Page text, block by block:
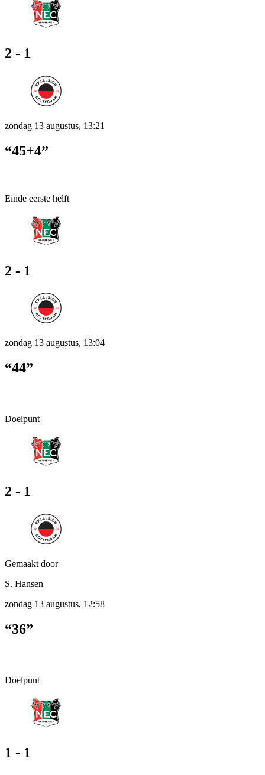
2 - 1
zondag 13 augustus, 13:21
“45+4”
Einde eerste helft
2 - 1
zondag 13 augustus, 13:04
“44”
Doelpunt
2 - 1
Gemaakt door
S. Hansen
zondag 13 augustus, 12:58
“36”
Doelpunt
1 - 1